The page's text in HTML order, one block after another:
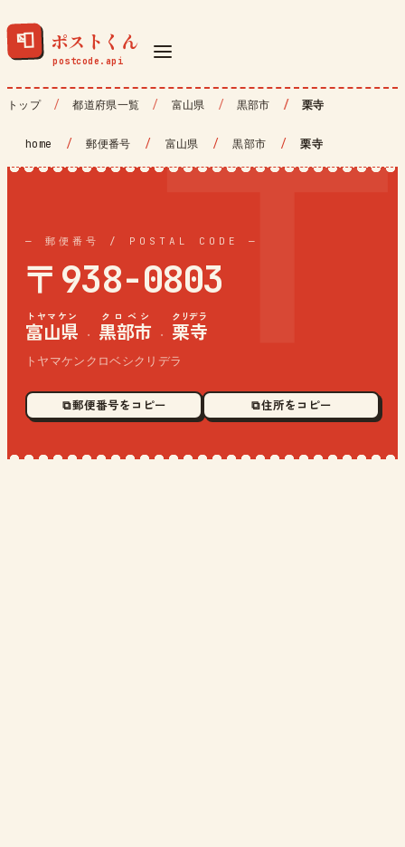
📮 ポストくん
トップ 都道府県一覧 富山県 黒部市 栗寺
home / 郵便番号 / 富山県 / 黒部市 / 栗寺
— 郵便番号 / POSTAL CODE —
〒938-0803
富山県
トヤマケン
· 黒部市
クロベシ
· 栗寺
クリデラ
トヤマケンクロベシクリデラ
⧉ 郵便番号をコピー ⧉ 住所をコピー